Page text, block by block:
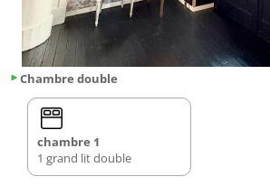
Chambre double
chambre 1
1 grand lit double